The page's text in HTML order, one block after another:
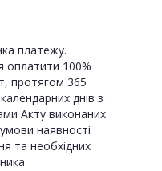
платежу.
оплатити 100%
протягом 365
днів з
Акту виконаних
наявності
та необхідних